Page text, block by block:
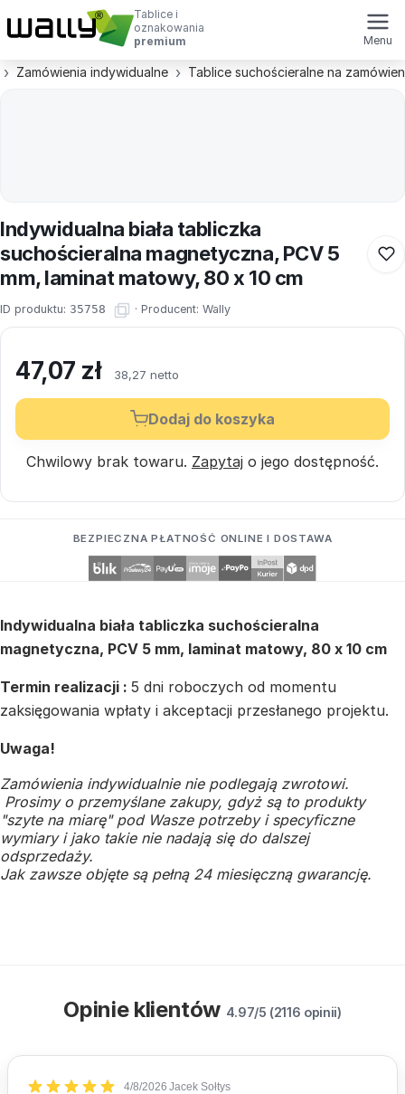
Tablice i
oznakowania
premium
Menu
Zamówienia indywidualne Tablice suchościeralne na
Indywidualna biała tabliczka
suchościeralna magnetyczna, PCV 5
mm, laminat matowy, 80 x 10 cm
ID produktu: 35758 · Producent: Wally
47,07 zł 38,27 netto
Dodaj do koszyka
Chwilowy brak towaru. Zapytaj o jego dostępność.
BEZPIECZNA PŁATNOŚĆ ONLINE I DOSTAWA
Indywidualna biała tabliczka suchościeralna
magnetyczna, PCV 5 mm, laminat matowy, 80 x 10 cm
Termin realizacji : 5 dni roboczych od momentu
zaksięgowania wpłaty i akceptacji przesłanego projektu.
Uwaga!
Zamówienia indywidualnie nie podlegają zwrotowi.
Prosimy o przemyślane zakupy, gdyż są to produkty
"szyte na miarę" pod Wasze potrzeby i specyficzne
wymiary i jako takie nie nadają się do dalszej
odsprzedaży.
Jak zawsze objęte są pełną 24 miesięczną gwarancję.
Opinie klientów 4.97/5 (2116 opinii)